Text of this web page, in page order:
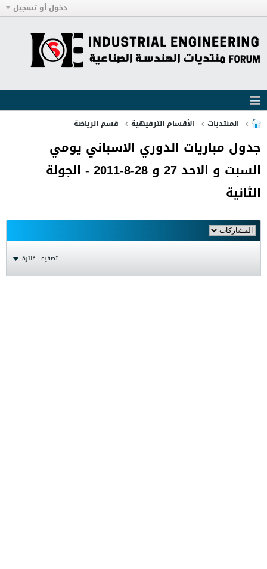
دخول أو تسجيل
المنتديات الأقسام الترفيهية قسم الرياضة
جدول مباريات الدوري الاسباني يومي
السبت و الاحد 27 و 28-8-2011 - الجولة
الثانية
تصفية - فلترة